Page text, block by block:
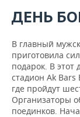
ДЕНЬ
В главный
приготовила
подарок. В этот
стадион Ak Bars
где пройдут
Организаторы
поединков.